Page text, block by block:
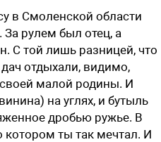
в Смоленской области
рулем был отец, а
С той лишь разницей, что
отдыхали, видимо,
малой родины. И
на углях, и бутыль
дробью ружье. В
ты так мечтал. И